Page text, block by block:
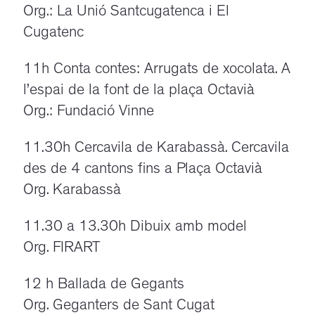
Org.: La Unió Santcugatenca i El
Cugatenc
11h Conta contes: Arrugats de xocolata. A
l’espai de la font de la plaça Octavià
Org.: Fundació Vinne
11.30h Cercavila de Karabassà. Cercavila
des de 4 cantons fins a Plaça Octavià
Org. Karabassà
11.30 a 13.30h Dibuix amb model
Org. FIRART
12 h Ballada de Gegants
Org. Geganters de Sant Cugat